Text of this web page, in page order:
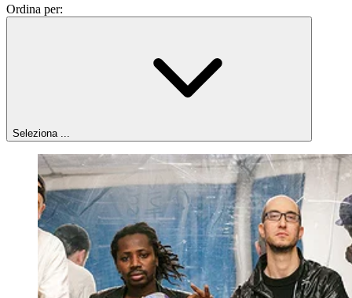
Ordina per:
Seleziona ...